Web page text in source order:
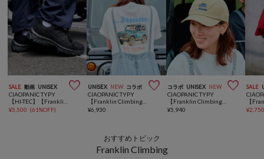
SALE 動画 UNISEX 
CIAOPANIC TYPY
¥5,500 (61%OFF)
UNISEX NEW コラボ 
CIAOPANIC TYPY
¥6,930
コラボ UNISEX NEW 
CIAOPANIC TYPY
【Franklin Climbing×JIMNY】ジムニー刺繍ロゴキャップ
¥5,940
SALE
¥
おすすめトピック
Franklin Climbing